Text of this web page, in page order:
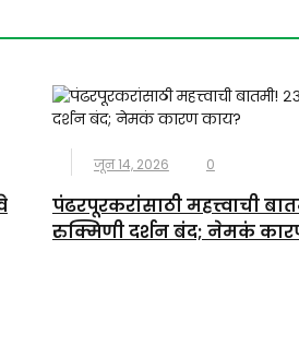
जून 14, 2026 0
पंढरपूरकरांसाठी महत्त्वाची
रुक्मिणी दर्शन बंद; नेमकं